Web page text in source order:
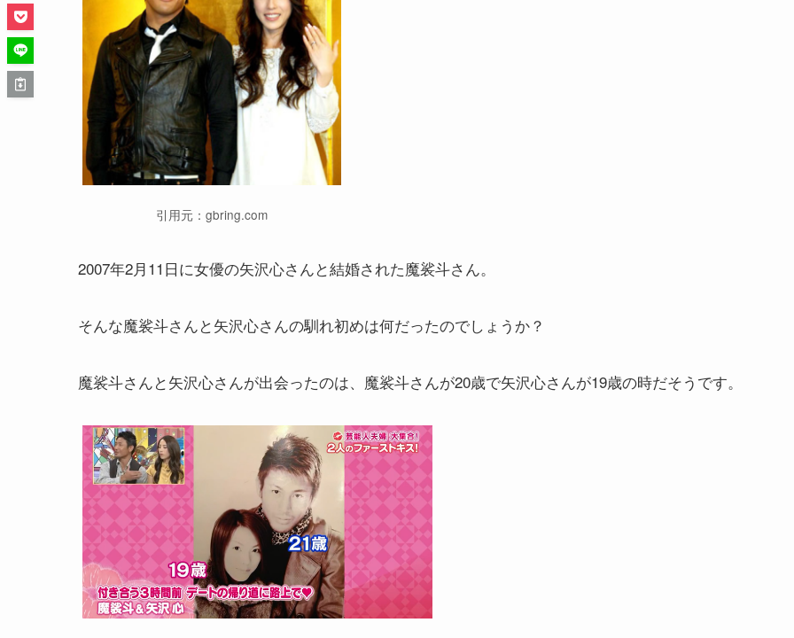
引用元：gbring.com
2007年2月11日に女優の矢沢心さんと結婚された魔裟斗さん。
そんな魔裟斗さんと矢沢心さんの馴れ初めは何だったのでしょうか？
魔裟斗さんと矢沢心さんが出会ったのは、魔裟斗さんが20歳で矢沢心さんが19歳の時だそうです。